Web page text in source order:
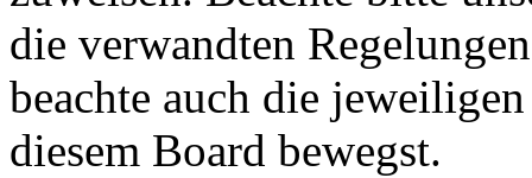
die verwandten
beachte auch die
diesem Board bewegst.